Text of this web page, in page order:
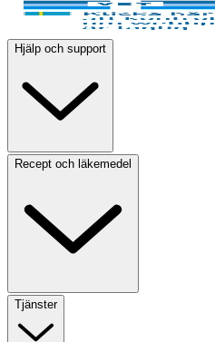
Hjälp och support
Recept och läkemedel
Tjänster